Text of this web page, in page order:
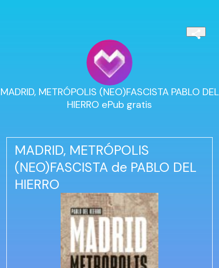
MADRID, METRÓPOLIS (NEO)FASCISTA PABLO DEL
HIERRO ePub gratis
MADRID, METRÓPOLIS
(NEO)FASCISTA de PABLO DEL
HIERRO